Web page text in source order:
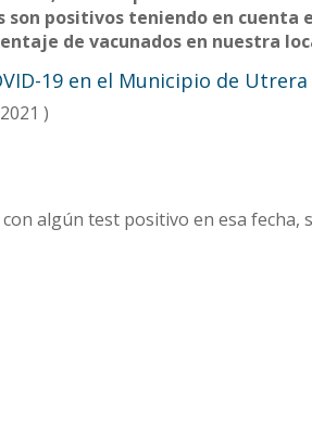
positivos teniendo en cuenta
de vacunados en nuestra
19 en el Municipio de Utrera
)
algún test positivo en esa fecha,